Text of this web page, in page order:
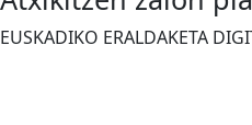
EUSKADIKO ERALDAKETA